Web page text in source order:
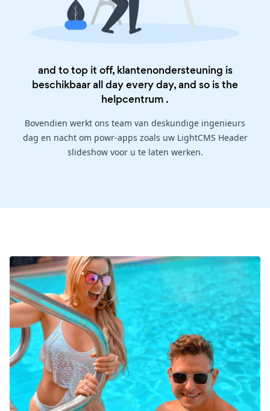
and to top it off, klantenondersteuning is
beschikbaar all day every day, and so is the
helpcentrum .
Bovendien werkt ons team van deskundige ingenieurs
dag en nacht om powr-apps zoals uw LightCMS Header
slideshow voor u te laten werken.